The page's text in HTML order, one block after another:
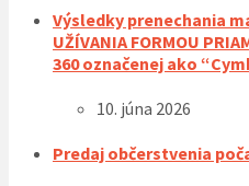
Výsledky prenechania
UŽÍVANIA FORMOU
360 označenej ako
10. júna 2026
Predaj občerstvenia